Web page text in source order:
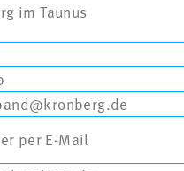
im Taunus
per E-Mail